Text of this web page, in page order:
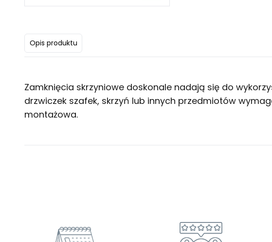
Opis produktu
Zamknięcia skrzyniowe doskonale nadają się do
drzwiczek szafek, skrzyń lub innych przedmiotów
montażowa.